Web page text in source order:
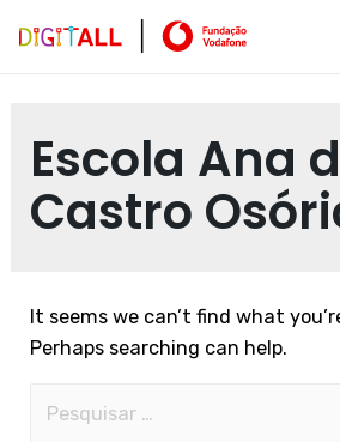
Escola Ana
Castro
It seems we can’t find what
Perhaps searching can help.